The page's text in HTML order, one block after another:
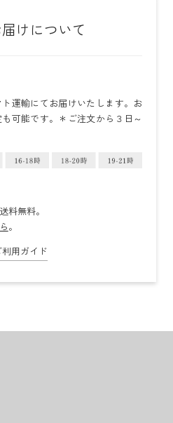
けについて
運輸にてお届けいたします。お
可能です。＊ご注文から３日～
料無料。
。
利用ガイド